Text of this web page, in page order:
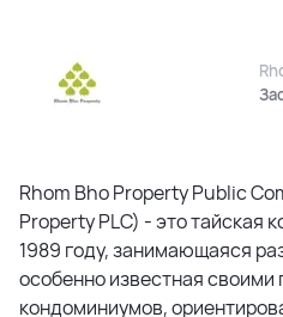
Rhom Bho Property Public
Property PLC) - это тайская
1989 году, занимающаяся
особенно известная своими
кондоминиумов,